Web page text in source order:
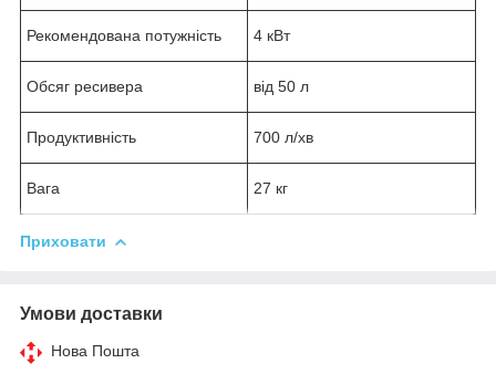
Рекомендована потужність 4 кВт
Обсяг ресивера від 50 л
Продуктивність 700 л/хв
Вага 27 кг
Приховати
Умови доставки
Нова Пошта